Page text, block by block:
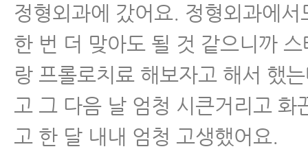
정형외과에 갔어요. 정형외과에서
한 번 더 맞아도 될 것 같으니까
랑 프롤로치료 해보자고 해서 했
고 그 다음 날 엄청 시큰거리고 화
고 한 달 내내 엄청 고생했어요.